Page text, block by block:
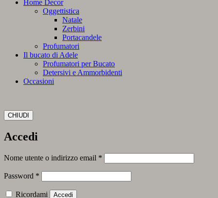
Home Decor
Oggettistica
Natale
Zerbini
Portacandele
Profumatori
Il bucato di Adele
Profumatori per Bucato
Detersivi e Ammorbidenti
Occasioni
CHIUDI
Accedi
Nome utente o indirizzo email *
Password *
Ricordami Accedi